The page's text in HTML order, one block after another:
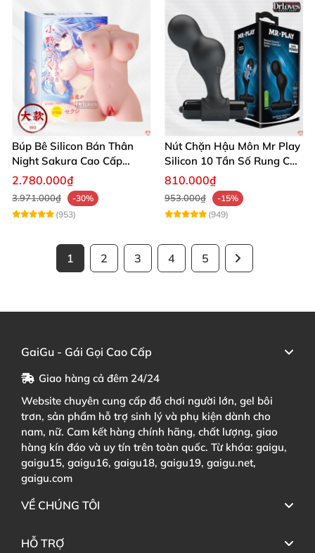
Búp Bê Silicon Bán Thân
Night Sakura Cao Cấp
Rung Đa Chức Năng
2.780.000₫
3.971.000₫
-30%
(953)
Nút Chặn Hậu Môn Mr Play
Silicon 10 Tần Số Rung Cao
Cấp
810.000₫
953.000₫
-15%
(949)
1 2 3 4 5
GaiGu - Gái Gọi Cao Cấp
Giao hàng cả đêm 24/24
Website chuyên cung cấp đồ chơi người lớn, gel bôi
trơn, sản phẩm hỗ trợ sinh lý và phụ kiện dành cho
nam, nữ. Cam kết hàng chính hãng, chất lượng, giao
hàng kín đáo và uy tín trên toàn quốc. Từ khóa: gaigu,
gaigu15, gaigu16, gaigu18, gaigu19, gaigu.net,
gaigu.com
VỀ CHÚNG TÔI
HỖ TRỢ